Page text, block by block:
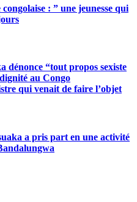
: ” une jeunesse qui
dénonce “tout propos sexiste
dignité au Congo
qui venait de faire l’objet
a pris part en une activité